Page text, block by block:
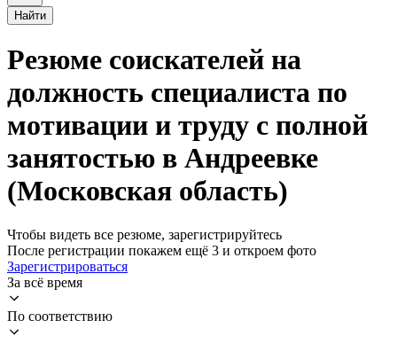
Найти
Резюме соискателей на
должность специалиста по
мотивации и труду с полной
занятостью в Андреевке
(Московская область)
Чтобы видеть все резюме, зарегистрируйтесь
После регистрации покажем ещё 3 и откроем фото
Зарегистрироваться
За всё время
По соответствию